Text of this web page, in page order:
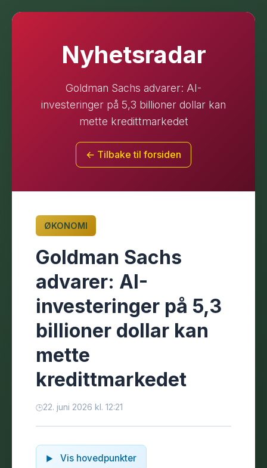
Nyhetsradar
Goldman Sachs advarer: AI-
investeringer på 5,3 billioner dollar kan
mette kredittmarkedet
← Tilbake til forsiden
ØKONOMI
Goldman Sachs
advarer: AI-
investeringer på 5,3
billioner dollar kan
mette
kredittmarkedet
22. juni 2026 kl. 12:21
Vis hovedpunkter